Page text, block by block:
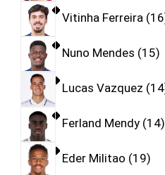
Vitinha Ferreira 16
Nuno Mendes 15
Lucas Vazquez 14
Ferland Mendy 14
Eder Militao 19